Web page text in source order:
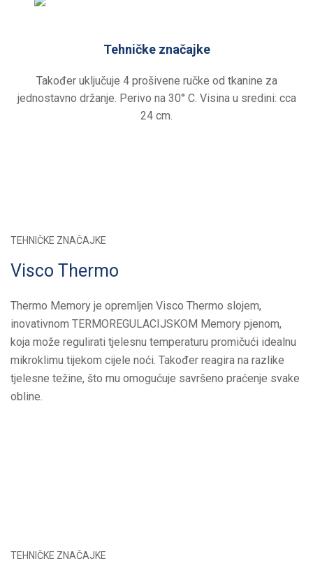
Tehničke značajke
Također uključuje 4 prošivene ručke od tkanine za
jednostavno držanje. Perivo na 30° C. Visina u sredini: cca
24 cm.
TEHNIČKE ZNAČAJKE
Visco Thermo
Thermo Memory je opremljen Visco Thermo slojem,
inovativnom TERMOREGULACIJSKOM Memory pjenom,
koja može regulirati tjelesnu temperaturu promičući idealnu
mikroklimu tijekom cijele noći. Također reagira na razlike
tjelesne težine, što mu omogućuje savršeno praćenje svake
obline.
TEHNIČKE ZNAČAJKE